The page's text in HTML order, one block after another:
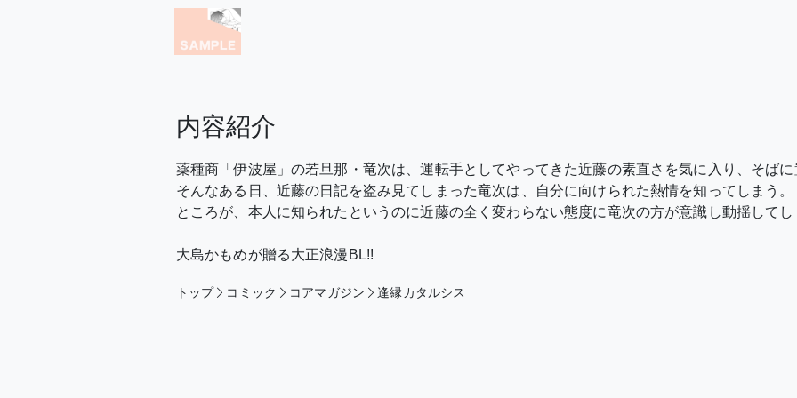
内容紹介
薬種商「伊波屋」の若旦那・竜次は、運転手としてやってきた近藤の素直さを気に入り、そばに
そんなある日、近藤の日記を盗み見てしまった竜次は、自分に向けられた熱情を知ってしまう。
ところが、本人に知られたというのに近藤の全く変わらない態度に竜次の方が意識し動揺して
大島かもめが贈る大正浪漫BL!!
トップ コミック コアマガジン 逢縁カタルシス